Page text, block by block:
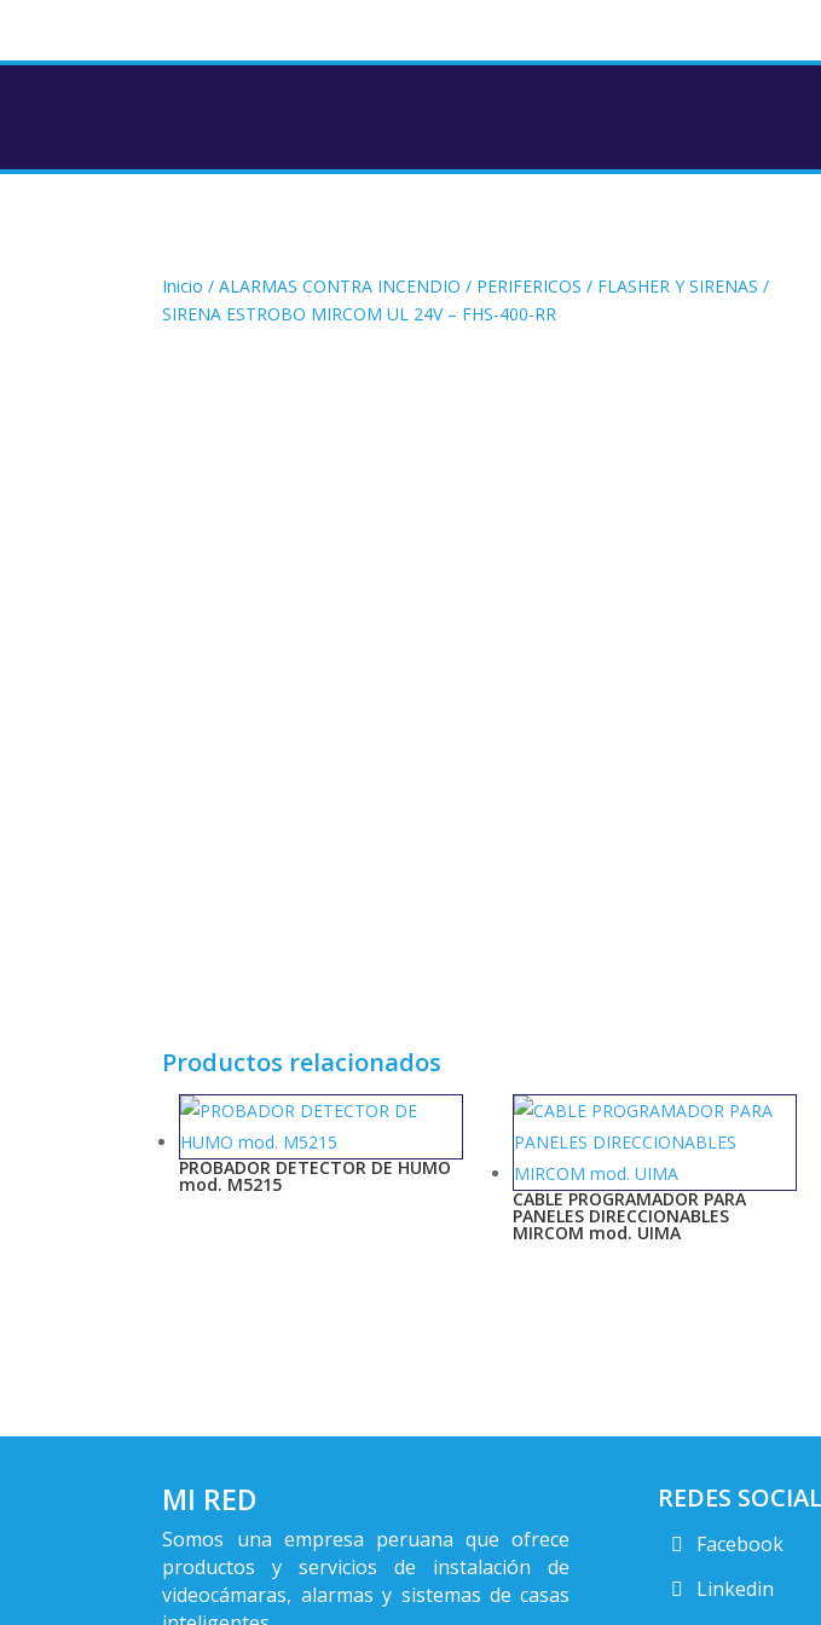
Inicio /ALARMAS CONTRA INCENDIO / PERIFERICOS / FLASHER Y SIRENAS /
SIRENA ESTROBO MIRCOM UL 24V – FHS-400-RR
Productos relacionados
PROBADOR DETECTOR DE HUMO
mod. M5215
CABLE PROGRAMADOR PARA
PANELES DIRECCIONABLES
MIRCOM mod. UIMA
MI RED
Somos una empresa peruana que ofrece
productos y servicios de instalación de
videocámaras, alarmas y sistemas de casas
REDES
Facebook
Linkedin